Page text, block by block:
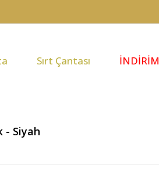
Sırt Çantası İNDİRİM
- Siyah